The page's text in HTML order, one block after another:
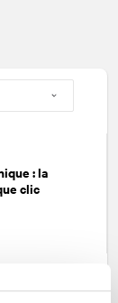
: la
clic